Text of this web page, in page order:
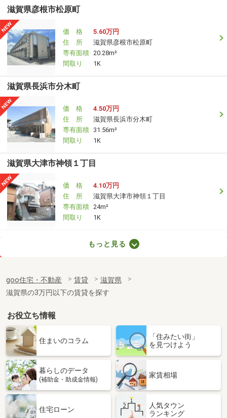
滋賀県彦根市松原町
価 格
5.60万円
住 所
滋賀県彦根市松原町
専有面積 20.28m²
間取り
1K
滋賀県長浜市分木町
価 格
4.50万円
住 所
滋賀県長浜市分木町
専有面積 31.56m²
間取り
1K
滋賀県大津市神領１丁目
価 格
4.10万円
住 所
滋賀県大津市神領１丁目
専有面積 24m²
間取り
1K
滋賀県犬上郡豊郷町大字下枝
専有面積
23.61m²
間取り
1K
滋賀県大津市一里山５丁目
価 格
3.90万円
滋賀県大津市一里山５丁目
専有面積 22.68m²
間取り
滋賀県甲賀市甲賀町大原中
もっと見る
goo住宅・不動産 賃貸
滋賀県
滋賀県の3万円以下の賃貸を探す
お役立ち情報
住まいのコラム
「住みたい街」
を見つけよう
暮らしのデータ
(補助金・助成金情報)
家賃相場
住宅ローン
人気タウン
ランキング